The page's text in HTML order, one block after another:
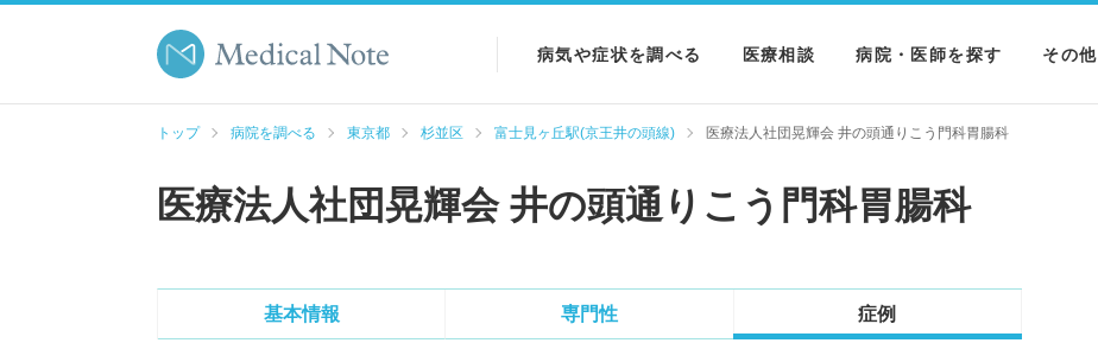
病気や症状を調べる 医療相談 病院・医師を探す その他
トップ 病院を調べる 東京都 杉並区 富士見ヶ丘駅(京王井の頭線) 医療法人社団晃輝会 井の頭通りこう門科胃腸科
医療法人社団晃輝会 井の頭通りこう門科胃腸科
基本情報 専門性 症例